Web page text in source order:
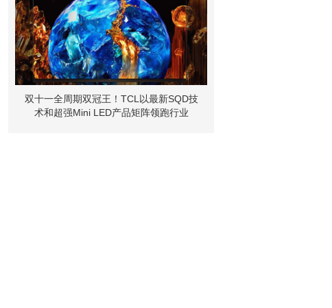
双十一全周期双冠王！TCL以最新SQD技
术和超强Mini LED产品矩阵领跑行业